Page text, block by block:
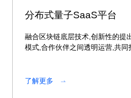
分布式量子SaaS平台
融合区块链底层技术,创新性的提
模式,合作伙伴之间透明运营,共同
了解更多